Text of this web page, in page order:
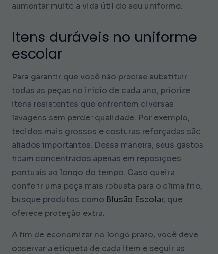
aumentar muito a vida útil do seu uniforme.
Itens duráveis no uniforme
escolar
Para garantir que você não precise substituir
todas as peças no início de cada ano, priorize
itens resistentes que enfrentem diversas
lavagens sem perder qualidade. Por exemplo,
tecidos mais grossos e costuras reforçadas são
aliados importantes. Dessa maneira, seus gastos
ficam concentrados apenas em reposições
pontuais ao longo do tempo. Caso queira
conferir uma peça mais robusta para o clima frio,
busque produtos como Blusão Escolar, que
oferece proteção extra.
A fim de economizar no longo prazo, você deve
observar a etiqueta de cada item e seguir as